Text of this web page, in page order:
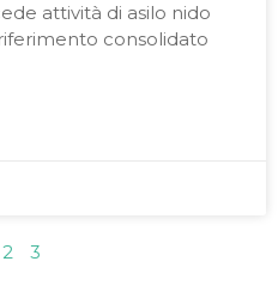
attività di asilo nido
consolidato
2 3